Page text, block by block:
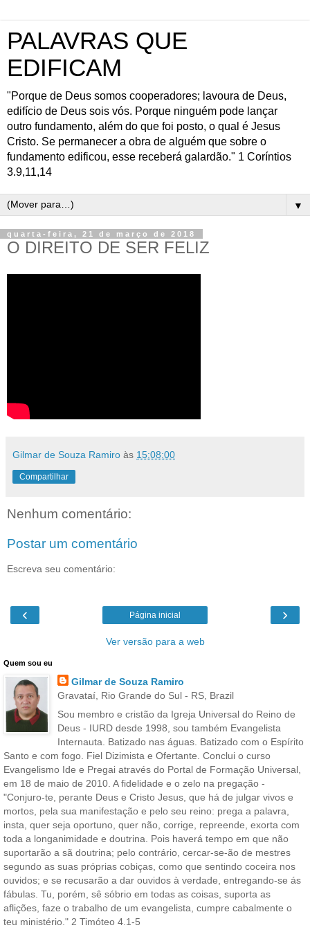
PALAVRAS QUE
EDIFICAM
"Porque de Deus somos cooperadores; lavoura de Deus,
edifício de Deus sois vós. Porque ninguém pode lançar
outro fundamento, além do que foi posto, o qual é Jesus
Cristo. Se permanecer a obra de alguém que sobre o
fundamento edificou, esse receberá galardão." 1 Coríntios
3.9,11,14
▼
quarta-feira, 21 de março de 2018
O DIREITO DE SER FELIZ
Gilmar de Souza Ramiro às 15:08:00
Compartilhar
Nenhum comentário:
Postar um comentário
Escreva seu comentário:
‹ ›
Página inicial
Ver versão para a web
Quem sou eu
Gilmar de Souza Ramiro
Gravataí, Rio Grande do Sul - RS, Brazil
Sou membro e cristão da Igreja Universal do Reino de
Deus - IURD desde 1998, sou também Evangelista
Internauta. Batizado nas águas. Batizado com o Espírito
Santo e com fogo. Fiel Dizimista e Ofertante. Conclui o curso
Evangelismo Ide e Pregai através do Portal de Formação Universal,
em 18 de maio de 2010. A fidelidade e o zelo na pregação -
"Conjuro-te, perante Deus e Cristo Jesus, que há de julgar vivos e
mortos, pela sua manifestação e pelo seu reino: prega a palavra,
insta, quer seja oportuno, quer não, corrige, repreende, exorta com
toda a longanimidade e doutrina. Pois haverá tempo em que não
suportarão a sã doutrina; pelo contrário, cercar-se-ão de mestres
segundo as suas próprias cobiças, como que sentindo coceira nos
ouvidos; e se recusarão a dar ouvidos à verdade, entregando-se ás
fábulas. Tu, porém, sê sóbrio em todas as coisas, suporta as
aflições, faze o trabalho de um evangelista, cumpre cabalmente o
teu ministério." 2 Timóteo 4.1-5